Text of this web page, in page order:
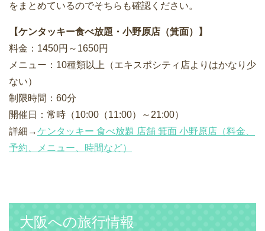
をまとめているのでそちらも確認ください。
【ケンタッキー食べ放題・小野原店（箕面）】
料金：1450円～1650円
メニュー：10種類以上（エキスポシティ店よりはかなり少
ない）
制限時間：60分
開催日：常時（10:00（11:00）～21:00）
詳細→ケンタッキー 食べ放題 店舗 箕面 小野原店（料金、
予約、メニュー、時間など）
大阪への旅行情報